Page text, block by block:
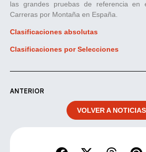
las grandes pruebas de referencia en
Carreras por Montaña en España.
Clasificaciones absolutas
Clasificaciones por Selecciones
ANTERIOR
VOLVER A NOTICIAS